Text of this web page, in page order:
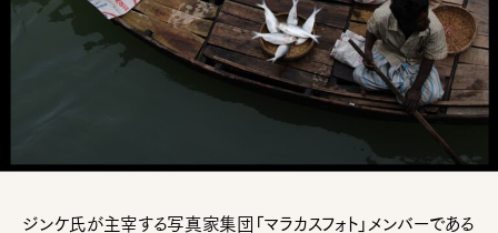
ジンケ氏が主宰する写真家集団「マラカスフォト」メンバーである